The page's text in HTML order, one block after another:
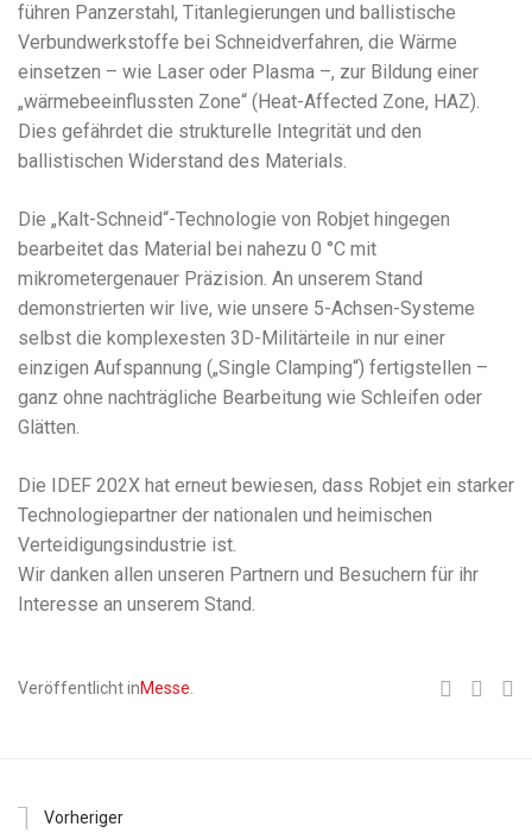
führen Panzerstahl, Titanlegierungen und ballistische
Verbundwerkstoffe bei Schneidverfahren, die Wärme
einsetzen – wie Laser oder Plasma –, zur Bildung einer
„wärmebeeinflussten Zone“ (Heat-Affected Zone, HAZ).
Dies gefährdet die strukturelle Integrität und den
ballistischen Widerstand des Materials.
Die „Kalt-Schneid“-Technologie von Robjet hingegen
bearbeitet das Material bei nahezu 0 °C mit
mikrometergenauer Präzision. An unserem Stand
demonstrierten wir live, wie unsere 5-Achsen-Systeme
selbst die komplexesten 3D-Militärteile in nur einer
einzigen Aufspannung („Single Clamping“) fertigstellen –
ganz ohne nachträgliche Bearbeitung wie Schleifen oder
Glätten.
Die IDEF 202X hat erneut bewiesen, dass Robjet ein starker
Technologiepartner der nationalen und heimischen
Verteidigungsindustrie ist.
Wir danken allen unseren Partnern und Besuchern für ihr
Interesse an unserem Stand.
Veröffentlicht inMesse
Vorheriger